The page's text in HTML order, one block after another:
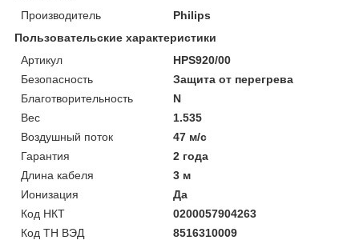
Производитель
Philips
Пользовательские характеристики
Артикул
HPS920/00
Безопасность
Защита от перегрева
Благотворительность
N
Вес
1.535
Воздушный поток
47 м/с
Гарантия
2 года
Длина кабеля
3 м
Ионизация
Да
Код НКТ
0200057904263
Код ТН ВЭД
8516310009